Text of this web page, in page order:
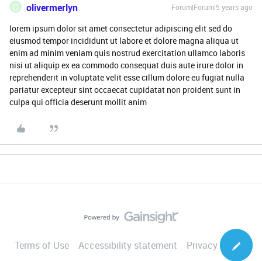
O olivermerlyn Forum|Forum|5 years ago
lorem ipsum dolor sit amet consectetur adipiscing elit sed do
eiusmod tempor incididunt ut labore et dolore magna aliqua ut
enim ad minim veniam quis nostrud exercitation ullamco laboris
nisi ut aliquip ex ea commodo consequat duis aute irure dolor in
reprehenderit in voluptate velit esse cillum dolore eu fugiat nulla
pariatur excepteur sint occaecat cupidatat non proident sunt in
culpa qui officia deserunt mollit anim
Terms of Use Accessibility statement Privacy Notice